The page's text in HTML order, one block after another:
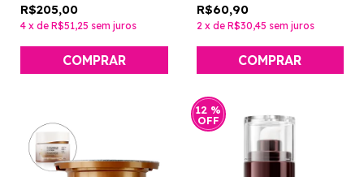
R$205,00
4 x de R$51,25 sem juros
R$60,90
2 x de R$30,45 sem juros
12 %
OFF